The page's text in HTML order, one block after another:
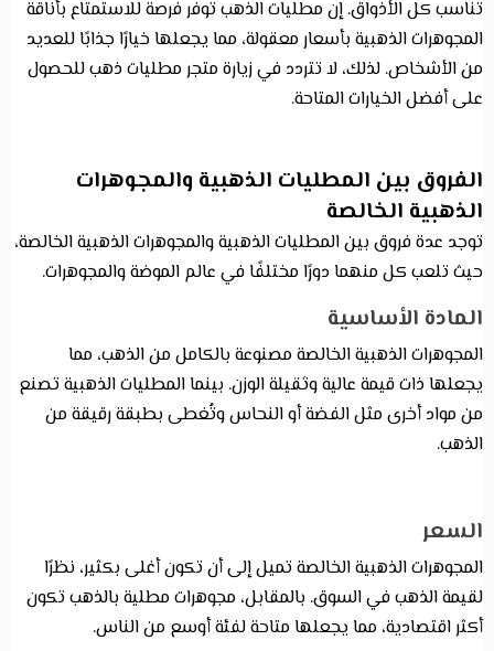
تناسب كل الأذواق. إن مطليات الذهب توفر فرصة للاستمتاع بأناقة
المجوهرات الذهبية بأسعار معقولة، مما يجعلها خيارًا جذابًا للعديد
من الأشخاص. لذلك، لا تتردد في زيارة متجر مطليات ذهب للحصول
على أفضل الخيارات المتاحة.
الفروق بين المطليات الذهبية والمجوهرات
الذهبية الخالصة
توجد عدة فروق بين المطليات الذهبية والمجوهرات الذهبية الخالصة،
حيث تلعب كل منهما دورًا مختلفًا في عالم الموضة والمجوهرات.
المادة الأساسية
المجوهرات الذهبية الخالصة مصنوعة بالكامل من الذهب، مما
يجعلها ذات قيمة عالية وثقيلة الوزن. بينما المطليات الذهبية تصنع
من مواد أخرى مثل الفضة أو النحاس وتُغطى بطبقة رقيقة من
الذهب.
السعر
المجوهرات الذهبية الخالصة تميل إلى أن تكون أغلى بكثير، نظرًا
لقيمة الذهب في السوق. بالمقابل، مجوهرات مطلية بالذهب تكون
أكثر اقتصادية، مما يجعلها متاحة لفئة أوسع من الناس.